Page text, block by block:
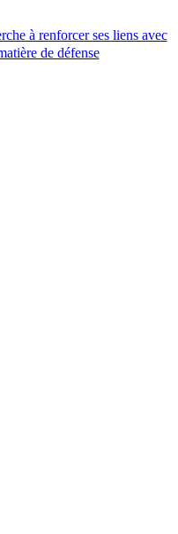
à renforcer ses liens avec
de défense